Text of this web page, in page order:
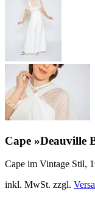
Cape »Deauville
Cape im Vintage Stil,
inkl. MwSt. zzgl.